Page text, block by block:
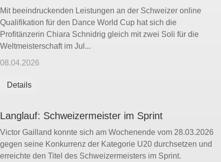
Mit beeindruckenden Leistungen an der Schweizer online
Qualifikation für den Dance World Cup hat sich die
Profitänzerin Chiara Schnidrig gleich mit zwei Soli für die
Weltmeisterschaft im Jul...
08.04.2026
Details
Langlauf: Schweizermeister im Sprint
Victor Gailland konnte sich am Wochenende vom 28.03.2026
gegen seine Konkurrenz der Kategorie U20 durchsetzen und
erreichte den Titel des Schweizermeisters im Sprint.